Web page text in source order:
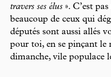
travers ses élus ». C’est
beaucoup de ceux qui
députés sont aussi allés
pour toi, en se pinçant le
dimanche, vile populace